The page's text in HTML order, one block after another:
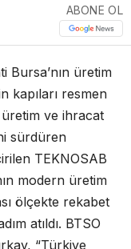
ABONE OL
Bursa’nın üretim
kapıları resmen
üretim ve ihracat
sürdüren
TEKNOSAB
modern üretim
ölçekte rekabet
atıldı. BTSO
“Türkiye